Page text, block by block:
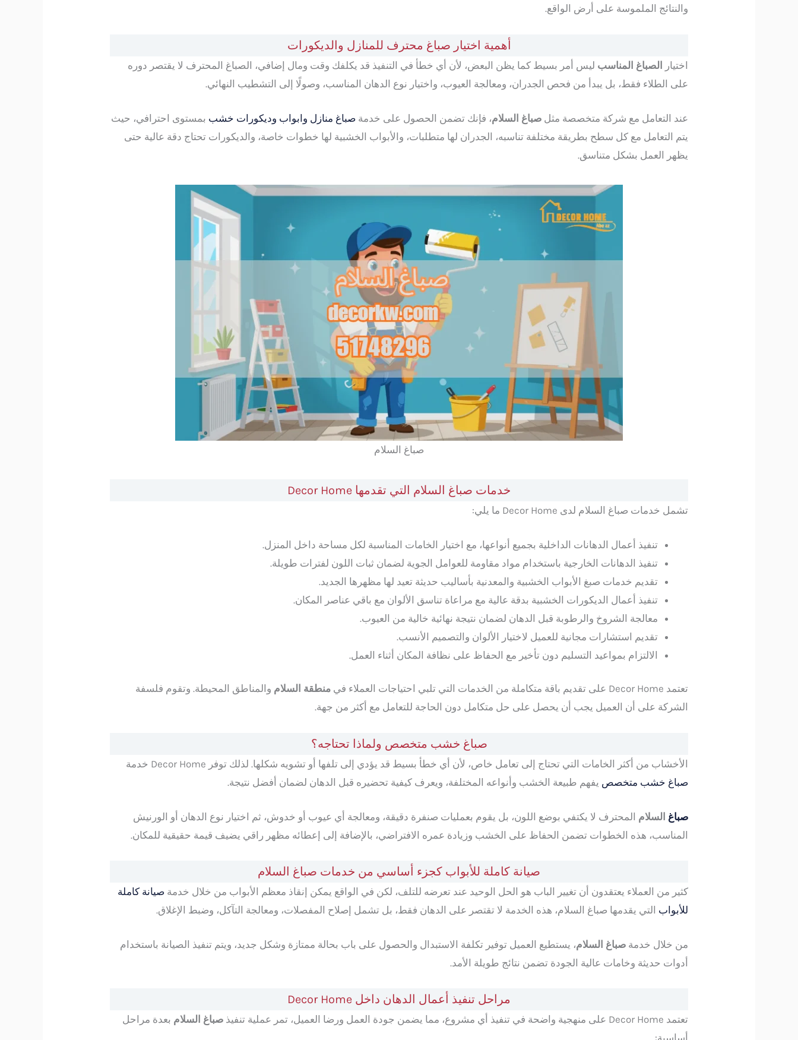
والنتائج الملموسة على أرض الواقع.
أهمية اختيار صباغ محترف للمنازل والديكورات
اختيار الصباغ المناسب ليس أمر بسيط كما يظن البعض، لأن أي خطأ في التنفيذ قد يكلفك وقت ومال إضافي، الصباغ المحترف لا يقتصر دوره
على الطلاء فقط، بل يبدأ من فحص الجدران، ومعالجة العيوب، واختيار نوع الدهان المناسب، وصولًا إلى التشطيب النهائي.
عند التعامل مع شركة متخصصة مثلصباغ السلام، فإنك تضمن الحصول على خدمةصباغ منازل وابواب وديكورات خشب بمستوى احترافي، حيث
يتم التعامل مع كل سطح بطريقة مختلفة تناسبه، الجدران لها متطلبات، والأبواب الخشبية لها خطوات خاصة، والديكورات تحتاج دقة عالية حتى
يظهر العمل بشكل متناسق.
صباغ السلام
خدمات صباغ السلام التي تقدمها Decor Home
تشمل خدمات صباغ السلام لدى Decor Home ما يلي:
تنفيذ أعمال الدهانات الداخلية بجميع أنواعها، مع اختيار الخامات المناسبة لكل مساحة داخل المنزل.
تنفيذ الدهانات الخارجية باستخدام مواد مقاومة للعوامل الجوية لضمان ثبات اللون لفترات طويلة.
تقديم خدمات صبغ الأبواب الخشبية والمعدنية بأساليب حديثة تعيد لها مظهرها الجديد.
تنفيذ أعمال الديكورات الخشبية بدقة عالية مع مراعاة تناسق الألوان مع باقي عناصر المكان.
معالجة الشروخ والرطوبة قبل الدهان لضمان نتيجة نهائية خالية من العيوب.
تقديم استشارات مجانية للعميل لاختيار الألوان والتصميم الأنسب.
الالتزام بمواعيد التسليم دون تأخير مع الحفاظ على نظافة المكان أثناء العمل.
تعتمد Decor Home على تقديم باقة متكاملة من الخدمات التي تلبي احتياجات العملاء في منطقة السلام والمناطق المحيطة. وتقوم فلسفة
الشركة على أن العميل يجب أن يحصل على حل متكامل دون الحاجة للتعامل مع أكثر من جهة.
صباغ خشب متخصص ولماذا تحتاجه؟
الأخشاب من أكثر الخامات التي تحتاج إلى تعامل خاص، لأن أي خطأ بسيط قد يؤدي إلى تلفها أو تشويه شكلها. لذلك توفر Decor Home خدمة
صباغ خشب متخصص يفهم طبيعة الخشب وأنواعه المختلفة، ويعرف كيفية تحضيره قبل الدهان لضمان أفضل نتيجة.
صباغ السلام المحترف لا يكتفي بوضع اللون، بل يقوم بعمليات صنفرة دقيقة، ومعالجة أي عيوب أو خدوش، ثم اختيار نوع الدهان أو الورنيش
المناسب، هذه الخطوات تضمن الحفاظ على الخشب وزيادة عمره الافتراضي، بالإضافة إلى إعطائه مظهر راقي يضيف قيمة حقيقية للمكان.
صيانة كاملة للأبواب كجزء أساسي من خدمات صباغ السلام
كثير من العملاء يعتقدون أن تغيير الباب هو الحل الوحيد عند تعرضه للتلف، لكن في الواقع يمكن إنقاذ معظم الأبواب من خلال خدمةصيانة كاملة
للأبواب التي يقدمها صباغ السلام، هذه الخدمة لا تقتصر على الدهان فقط، بل تشمل إصلاح المفصلات، ومعالجة التآكل، وضبط الإغلاق.
من خلال خدمةصباغ السلام، يستطيع العميل توفير تكلفة الاستبدال والحصول على باب بحالة ممتازة وشكل جديد، ويتم تنفيذ الصيانة باستخدام
أدوات حديثة وخامات عالية الجودة تضمن نتائج طويلة الأمد.
مراحل تنفيذ أعمال الدهان داخل Decor Home
تعتمد Decor Home على منهجية واضحة في تنفيذ أي مشروع، مما يضمن جودة العمل ورضا العميل، تمر عملية تنفيذ صباغ السلام بعدة مراحل